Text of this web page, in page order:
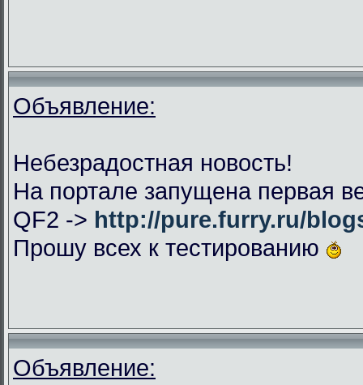
Объявление:
Небезрадостная новость!
На портале запущена первая
QF2 -> http://pure.furry.ru/
Прошу всех к тестированию
Объявление: